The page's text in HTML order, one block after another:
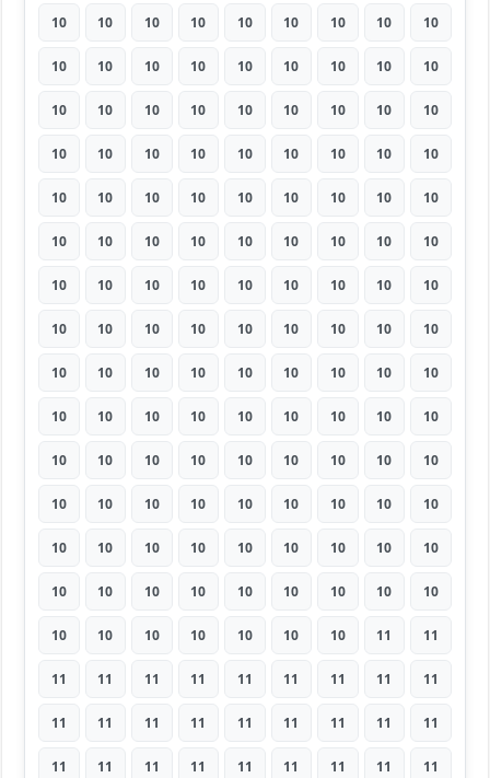
10 10 10 10 10 10 10 10 10
10 10 10 10 10 10 10 10 10
10 10 10 10 10 10 10 10 10
10 10 10 10 10 10 10 10 10
10 10 10 10 10 10 10 10 10
10 10 10 10 10 10 10 10 10
10 10 10 10 10 10 10 10 10
10 10 10 10 10 10 10 10 10
10 10 10 10 10 10 10 10 10
10 10 10 10 10 10 10 10 10
10 10 10 10 10 10 10 10 10
10 10 10 10 10 10 10 10 10
10 10 10 10 10 10 10 10 10
10 10 10 10 10 10 10 10 10
10 10 10 10 10 10 10 11 11
11 11 11 11 11 11 11 11 11
11 11 11 11 11 11 11 11 11
11 11 11 11 11 11 11 11 11